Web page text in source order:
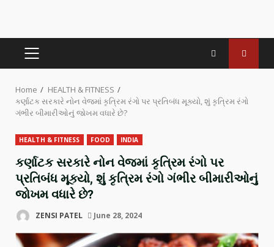
Home
HEALTH & FITNESS
કર્ણાટક સરકારે નોન વેજમાં કૃત્રિમ રંગો પર પ્રતિબંધ મૂક્યો, શું કૃત્રિમ રંગો
ગંભીર બીમારીઓનું જોખમ વધારે છે?
HEALTH & FITNESS FOOD INDIA
કર્ણાટક સરકારે નોન વેજમાં કૃત્રિમ રંગો પર
પ્રતિબંધ મૂક્યો, શું કૃત્રિમ રંગો ગંભીર બીમારીઓનું
જોખમ વધારે છે?
ZENSI PATEL June 28, 2024